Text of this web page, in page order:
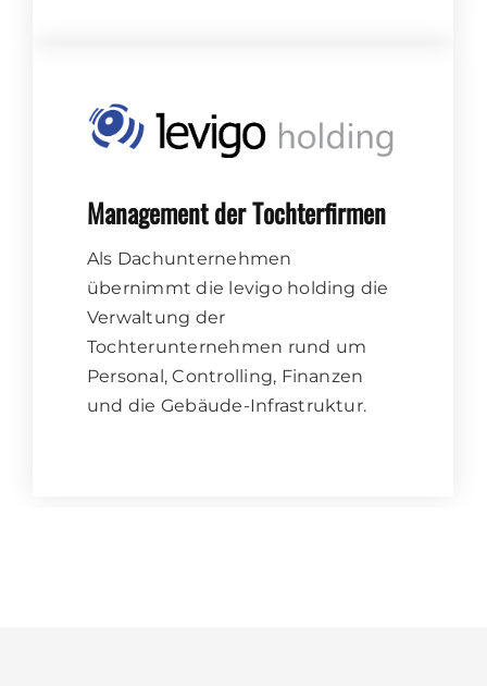
Management der Tochterfirmen
Als Dachunternehmen
übernimmt die levigo holding die
Verwaltung der
Tochterunternehmen rund um
Personal, Controlling, Finanzen
und die Gebäude-Infrastruktur.